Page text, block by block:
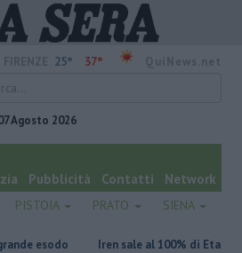
25° 37°
Agosto 2026
Pubblicità Contatti Network
PISTOIA PRATO SIENA
Iren sale al 100% di Etambiente